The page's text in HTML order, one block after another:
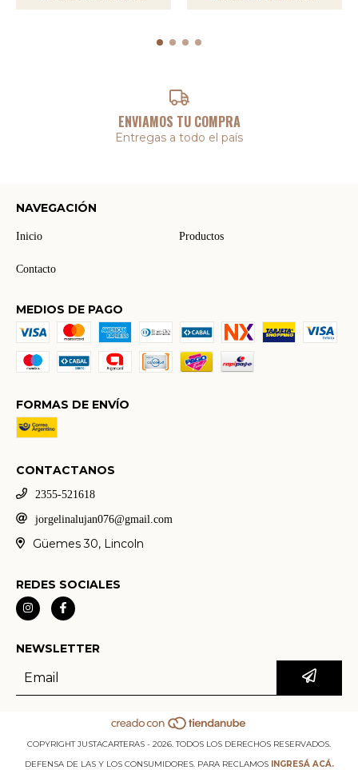
ENVIAMOS TU COMPRA
Entregas a todo el país
NAVEGACIÓN
Inicio Productos
Contacto
MEDIOS DE PAGO
FORMAS DE ENVÍO
CONTACTANOS
2355-521618
jorgelinalujan076@gmail.com
Güemes 30, Lincoln
REDES SOCIALES
NEWSLETTER
COPYRIGHT JUSTACARTERAS - 2026. TODOS LOS DERECHOS RESERVADOS.
DEFENSA DE LAS Y LOS CONSUMIDORES. PARA RECLAMOS
INGRESÁ ACÁ.